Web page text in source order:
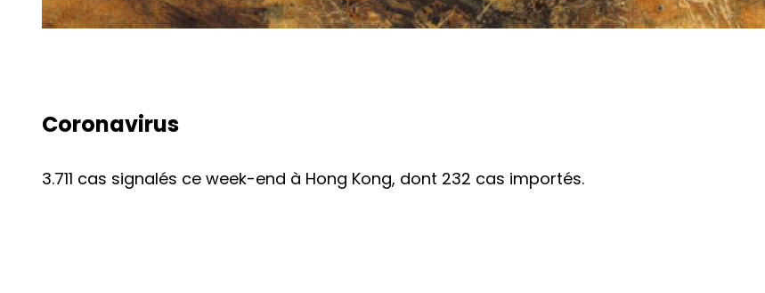
Coronavirus
3.711 cas signalés ce week-end à Hong Kong, dont 232 cas importés.